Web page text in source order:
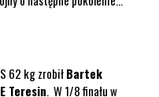
62 kg zrobiłBartek
Teresin. W 1/8 finału w